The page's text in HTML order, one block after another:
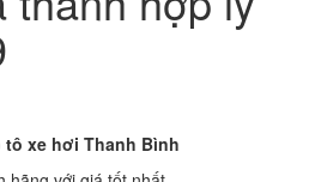
tô xe hơi Thanh Bình